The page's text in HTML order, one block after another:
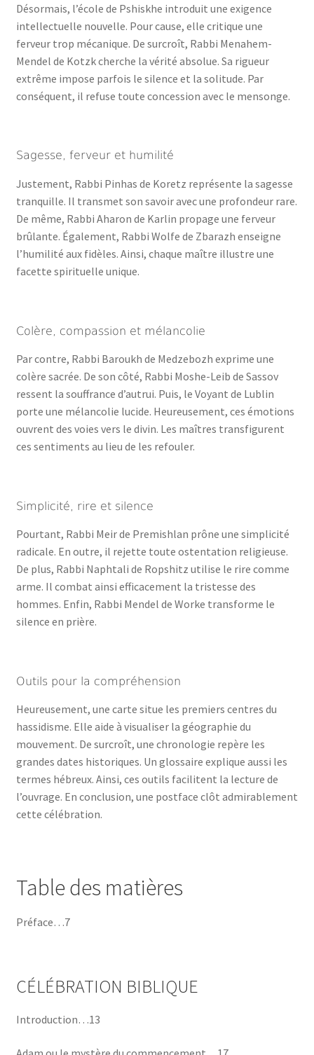
Désormais, l’école de Pshiskhe introduit une exigence
intellectuelle nouvelle. Pour cause, elle critique une
ferveur trop mécanique. De surcroît, Rabbi Menahem-
Mendel de Kotzk cherche la vérité absolue. Sa rigueur
extrême impose parfois le silence et la solitude. Par
conséquent, il refuse toute concession avec le mensonge.
Sagesse, ferveur et humilité
Justement, Rabbi Pinhas de Koretz représente la sagesse
tranquille. Il transmet son savoir avec une profondeur rare.
De même, Rabbi Aharon de Karlin propage une ferveur
brûlante. Également, Rabbi Wolfe de Zbarazh enseigne
l’humilité aux fidèles. Ainsi, chaque maître illustre une
facette spirituelle unique.
Colère, compassion et mélancolie
Par contre, Rabbi Baroukh de Medzebozh exprime une
colère sacrée. De son côté, Rabbi Moshe-Leib de Sassov
ressent la souffrance d’autrui. Puis, le Voyant de Lublin
porte une mélancolie lucide. Heureusement, ces émotions
ouvrent des voies vers le divin. Les maîtres transfigurent
ces sentiments au lieu de les refouler.
Simplicité, rire et silence
Pourtant, Rabbi Meir de Premishlan prône une simplicité
radicale. En outre, il rejette toute ostentation religieuse.
De plus, Rabbi Naphtali de Ropshitz utilise le rire comme
arme. Il combat ainsi efficacement la tristesse des
hommes. Enfin, Rabbi Mendel de Worke transforme le
silence en prière.
Outils pour la compréhension
Heureusement, une carte situe les premiers centres du
hassidisme. Elle aide à visualiser la géographie du
mouvement. De surcroît, une chronologie repère les
grandes dates historiques. Un glossaire explique aussi les
termes hébreux. Ainsi, ces outils facilitent la lecture de
l’ouvrage. En conclusion, une postface clôt admirablement
cette célébration.
Table des matières
Préface…7
CÉLÉBRATION BIBLIQUE
Introduction…13